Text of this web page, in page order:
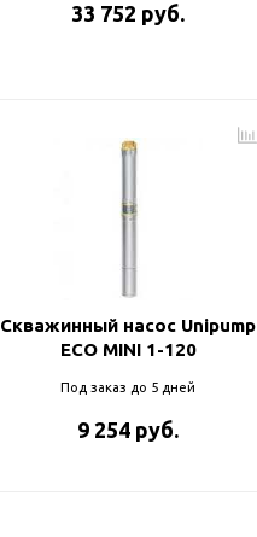
33 752 руб.
Скважинный насос Unipump
ECO MINI 1-120
Под заказ до 5 дней
9 254 руб.